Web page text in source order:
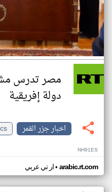
مصر تدرس
دولة إفريقية
اخبار جزر القمر
NH91ES
ار تي عربي• arabic.rt.com